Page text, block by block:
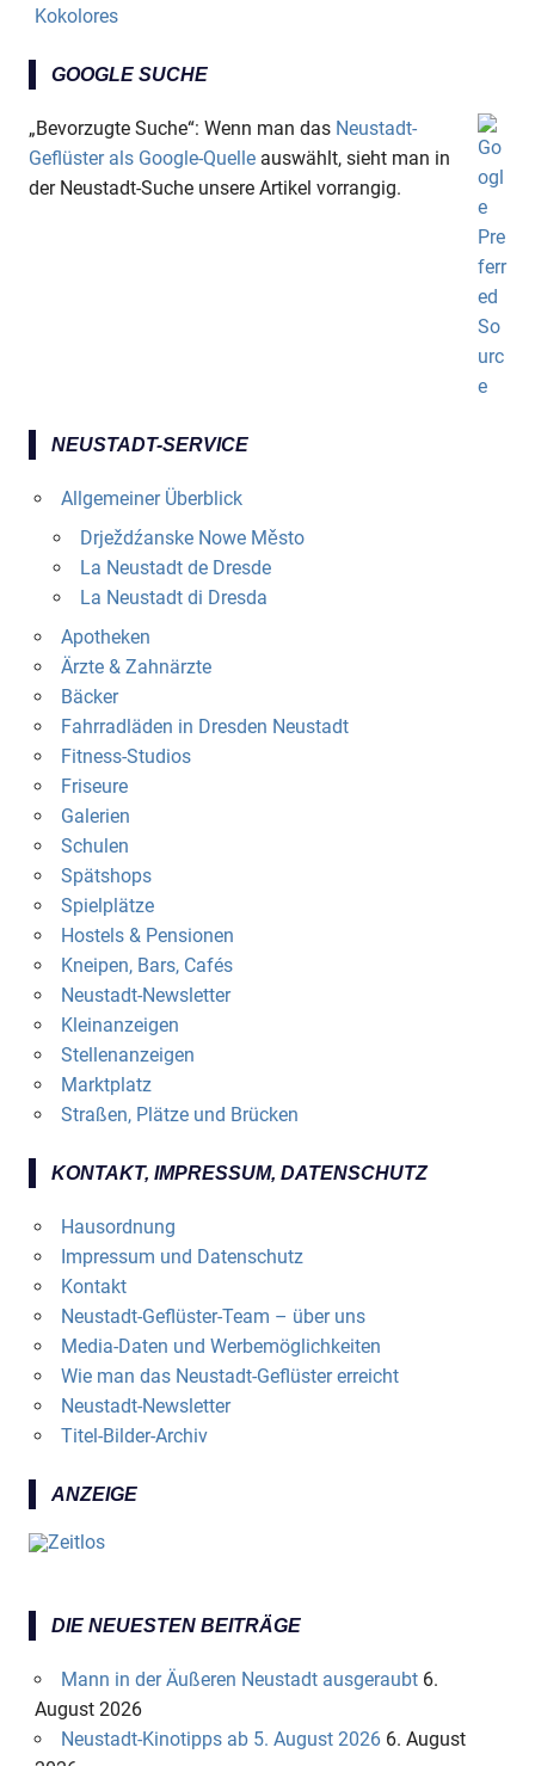
Kokolores
GOOGLE SUCHE
„Bevorzugte Suche“: Wenn man das Neustadt-
Geflüster als Google-Quelle auswählt, sieht man in
der Neustadt-Suche unsere Artikel vorrangig.
NEUSTADT-SERVICE
Allgemeiner Überblick
Drježdźanske Nowe Město
La Neustadt de Dresde
La Neustadt di Dresda
Apotheken
Ärzte & Zahnärzte
Bäcker
Fahrradläden in Dresden Neustadt
Fitness-Studios
Friseure
Galerien
Schulen
Spätshops
Spielplätze
Hostels & Pensionen
Kneipen, Bars, Cafés
Neustadt-Newsletter
Kleinanzeigen
Stellenanzeigen
Marktplatz
Straßen, Plätze und Brücken
KONTAKT, IMPRESSUM, DATENSCHUTZ
Hausordnung
Impressum und Datenschutz
Kontakt
Neustadt-Geflüster-Team – über uns
Media-Daten und Werbemöglichkeiten
Wie man das Neustadt-Geflüster erreicht
Neustadt-Newsletter
Titel-Bilder-Archiv
ANZEIGE
DIE NEUESTEN BEITRÄGE
Mann in der Äußeren Neustadt ausgeraubt 6.
August 2026
Neustadt-Kinotipps ab 5. August 2026 6. August